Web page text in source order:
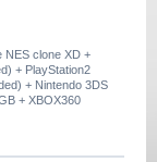
NES clone XD +
+ PlayStation2
+ Nintendo 3DS
+ XBOX360